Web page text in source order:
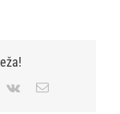
Vk Email